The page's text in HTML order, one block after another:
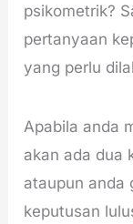
psikometrik?
pertanyaan
yang perlu
Apabila anda
akan ada dua
ataupun anda
keputusan